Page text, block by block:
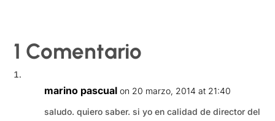
1 Comentario
marino pascual on 20 marzo, 2014 at 21:40
saludo. quiero saber. si yo en calidad de director del